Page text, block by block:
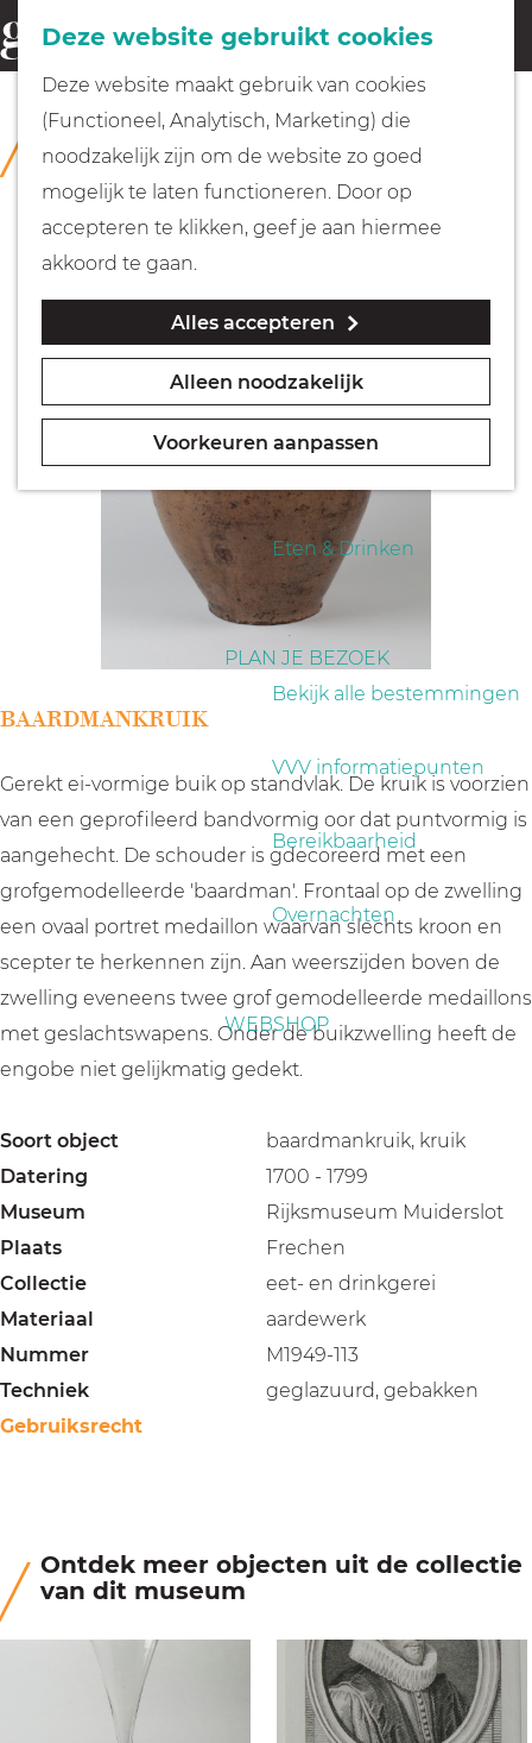
Deze website gebruikt cookies
Deze website maakt gebruik van cookies
(Functioneel, Analytisch, Marketing) die
noodzakelijk zijn om de website zo goed
mogelijk te laten functioneren. Door op
accepteren te klikken, geef je aan hiermee
akkoord te gaan.
Alles accepteren
Alleen noodzakelijk
Voorkeuren aanpassen
G
a
Fietsen
Wandelen
Geocachen
Naar het museum
Eten & Drinken
PLAN JE BEZOEK
Bekijk alle bestemmingen
VVV informatiepunten
Bereikbaarheid
Overnachten
WEBSHOP
o
e
k
e
n
COLLECTIE
Rijksmuseum Muiderslot
BAARDMANKRUIK
Gerekt ei-vormige buik op standvlak. De kruik is voorzien
van een geprofileerd bandvormig oor dat puntvormig is
aangehecht. De schouder is gdecoreerd met een
grofgemodelleerde 'baardman'. Frontaal op de zwelling
een ovaal portret medaillon waarvan slechts kroon en
scepter te herkennen zijn. Aan weerszijden boven de
zwelling eveneens twee grof gemodelleerde medaillons
met geslachtswapens. Onder de buikzwelling heeft de
engobe niet gelijkmatig gedekt.
Soort object
baardmankruik, kruik
Datering
1700 - 1799
Museum
Rijksmuseum Muiderslot
Plaats
Frechen
Collectie
eet- en drinkgerei
Materiaal
aardewerk
Nummer
M1949-113
Techniek
geglazuurd, gebakken
Gebruiksrecht
Ontdek meer objecten uit de collectie
van dit museum